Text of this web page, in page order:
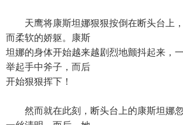
天鹰将康斯坦娜狠狠按倒在断头台上
而柔软的娇躯。康斯
坦娜的身体开始越来越剧烈地颤抖起来，
举起手中斧子，而后
开始狠狠挥下！
然而就在此刻，断头台上的康斯坦娜忽